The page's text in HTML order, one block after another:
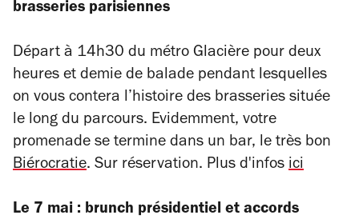
brasseries parisiennes
Départ à 14h30 du métro Glacière pour deux
heures et demie de balade pendant lesquelles
on vous contera l’histoire des brasseries située
le long du parcours. Evidemment, votre
promenade se termine dans un bar, le très bon
Biérocratie. Sur réservation. Plus d'infos ici
Le 7 mai : brunch présidentiel et accords